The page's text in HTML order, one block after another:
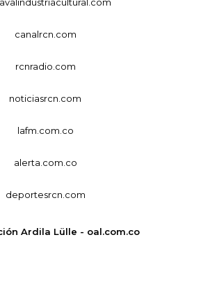
canalrcn.com
rcnradio.com
noticiasrcn.com
lafm.com.co
alerta.com.co
deportesrcn.com
Ardila Lülle - oal.com.co